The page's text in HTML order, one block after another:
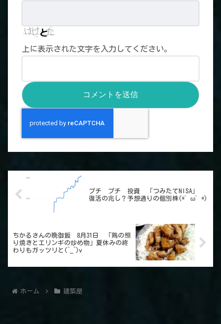
上に表示された文字を入力してください。
プチ プチ 投資 「つみたてNISA」
復活の兆し？予想通りの個別株(*’ω’*)
ちかるさんの晩御飯 8月31日 「鶏の照
り焼きとエリンギの炒め物」夏休みの終
わりもガッツリと(^_^)v
ホーム 建築屋